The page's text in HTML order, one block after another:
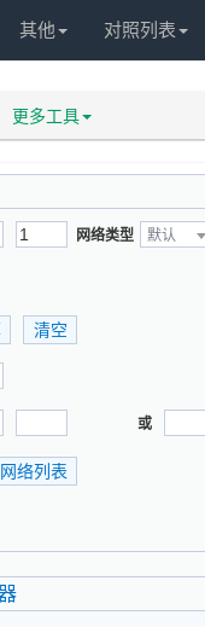
其他 对照列表
更多工具
网络类型 默认
或